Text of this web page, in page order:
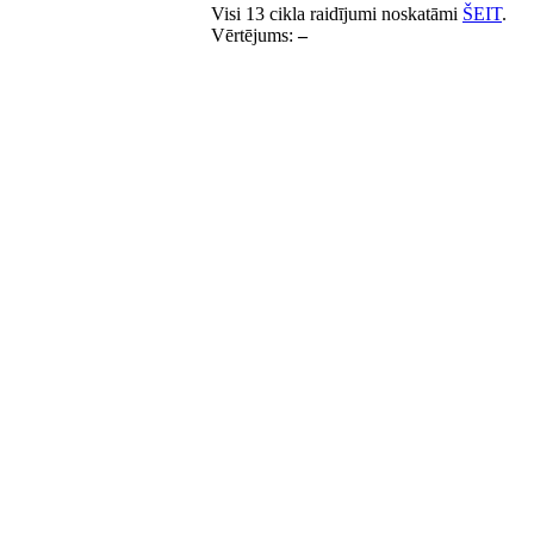
Visi 13 cikla raidījumi noskatāmi ŠEIT.
Vērtējums:–